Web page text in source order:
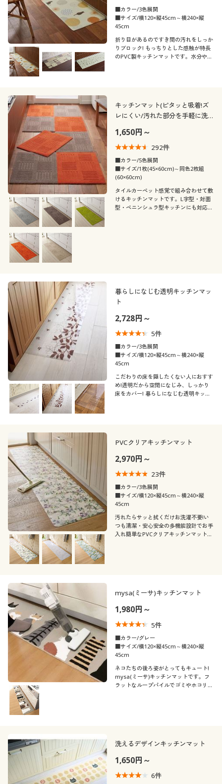
■カラー/3色展開
■サイズ/横120×縦45cm～横240×縦
45cm
折り目があるのですき間の汚れをしっか
りブロック! もっちりとした感触が特長
のPVC製キッチンマットです。水分や汚
キッチンマット(ピタッと吸着!ズ
レにくい/汚れた部分を手軽に洗
1,650円～
292件
■カラー/5色展開
■サイズ/1枚(45×60cm)～同色2枚組
(60×60cm)
タイルカーペット感覚で組み合わせて敷
けるキッチンマットです。L字型・対面
型・ペニンシュラ型キッチンにも対応で
暮らしになじむ透明キッチンマッ
ト
2,728円～
5件
■カラー/3色展開
■サイズ/横120×縦45cm～横240×縦
45cm
こだわりの床を隠したくない人におすす
め!透明だから空間になじみ、しっかり
床をカバー! 暮らしになじむ透明キッチ
PVCクリアキッチンマット
2,970円～
23件
■カラー/3色展開
■サイズ/横120×縦45cm～横240×縦
45cm
汚れたらサッと拭くだけお洗濯不要!い
つも清潔・安心安全の多機能設計でお手
入れ簡単なPVCクリアキッチンマットで
mysa(ミーサ)キッチンマット
1,980円～
5件
■カラー/グレー
■サイズ/横120×縦45cm～横240×縦
45cm
ネコたちの後ろ姿がとってもキュート!
mysa(ミーサ)キッチンマットです。フ
ラットなループパイルでゴミやホコリが
洗えるデザインキッチンマット
1,650円～
6件